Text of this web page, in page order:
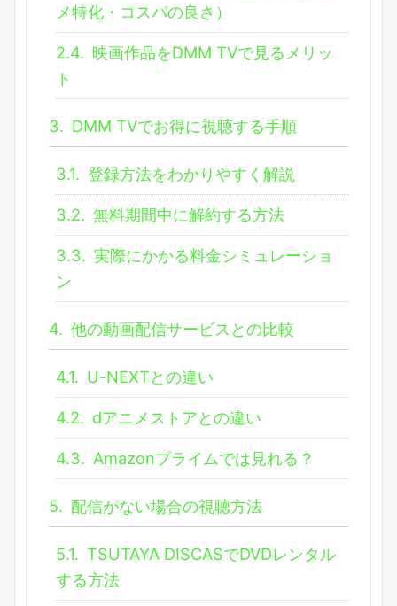
メ特化・コスパの良さ）
2.4. 映画作品をDMM TVで見るメリッ
ト
3. DMM TVでお得に視聴する手順
3.1. 登録方法をわかりやすく解説
3.2. 無料期間中に解約する方法
3.3. 実際にかかる料金シミュレーショ
ン
4. 他の動画配信サービスとの比較
4.1. U-NEXTとの違い
4.2. dアニメストアとの違い
4.3. Amazonプライムでは見れる？
5. 配信がない場合の視聴方法
5.1. TSUTAYA DISCASでDVDレンタル
する方法